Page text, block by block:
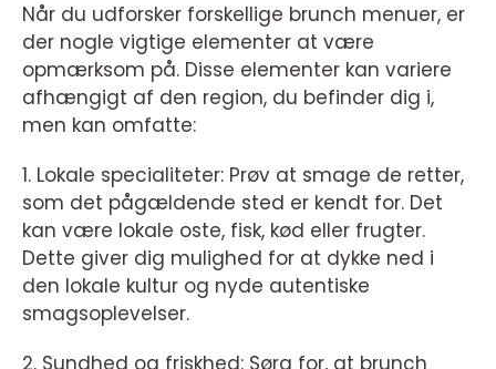
Når du udforsker forskellige brunch menuer, er
der nogle vigtige elementer at være
opmærksom på. Disse elementer kan variere
afhængigt af den region, du befinder dig i,
men kan omfatte:
1. Lokale specialiteter: Prøv at smage de retter,
som det pågældende sted er kendt for. Det
kan være lokale oste, fisk, kød eller frugter.
Dette giver dig mulighed for at dykke ned i
den lokale kultur og nyde autentiske
smagsoplevelser.
2. Sundhed og friskhed: Sørg for, at brunch